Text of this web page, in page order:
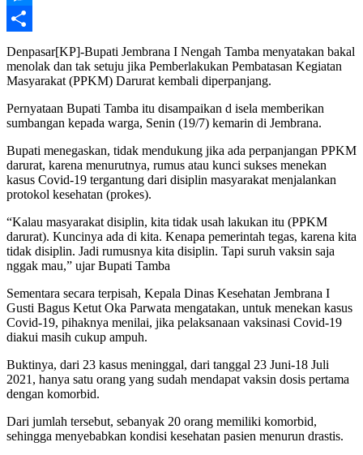
Messenger
Share
Denpasar[KP]-Bupati Jembrana I Nengah Tamba menyatakan bakal
menolak dan tak setuju jika Pemberlakukan Pembatasan Kegiatan
Masyarakat (PPKM) Darurat kembali diperpanjang.
Pernyataan Bupati Tamba itu disampaikan d isela memberikan
sumbangan kepada warga, Senin (19/7) kemarin di Jembrana.
Bupati menegaskan, tidak mendukung jika ada perpanjangan PPKM
darurat, karena menurutnya, rumus atau kunci sukses menekan
kasus Covid-19 tergantung dari disiplin masyarakat menjalankan
protokol kesehatan (prokes).
“Kalau masyarakat disiplin, kita tidak usah lakukan itu (PPKM
darurat). Kuncinya ada di kita. Kenapa pemerintah tegas, karena kita
tidak disiplin. Jadi rumusnya kita disiplin. Tapi suruh vaksin saja
nggak mau,” ujar Bupati Tamba
Sementara secara terpisah, Kepala Dinas Kesehatan Jembrana I
Gusti Bagus Ketut Oka Parwata mengatakan, untuk menekan kasus
Covid-19, pihaknya menilai, jika pelaksanaan vaksinasi Covid-19
diakui masih cukup ampuh.
Buktinya, dari 23 kasus meninggal, dari tanggal 23 Juni-18 Juli
2021, hanya satu orang yang sudah mendapat vaksin dosis pertama
dengan komorbid.
Dari jumlah tersebut, sebanyak 20 orang memiliki komorbid,
sehingga menyebabkan kondisi kesehatan pasien menurun drastis.